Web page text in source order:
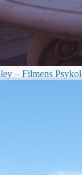
– Filmens